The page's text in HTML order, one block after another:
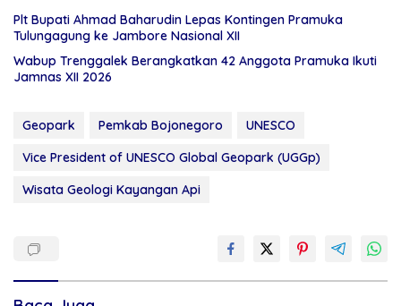
Plt Bupati Ahmad Baharudin Lepas Kontingen Pramuka
Tulungagung ke Jambore Nasional XII
Wabup Trenggalek Berangkatkan 42 Anggota Pramuka Ikuti
Jamnas XII 2026
Geopark Pemkab Bojonegoro
UNESCO
Vice President of UNESCO Global Geopark (UGGp)
Wisata Geologi Kayangan Api